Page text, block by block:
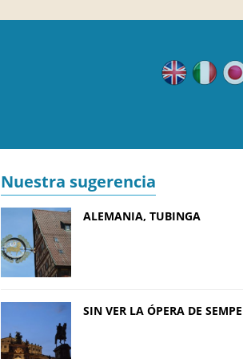
Inglés
Nuestra sugerencia
ALEMANIA, TUBINGA
SIN VER LA ÓPERA DE